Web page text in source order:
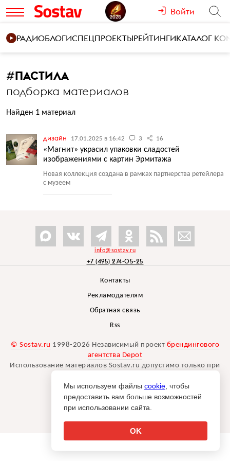
Войти
РАДИОБЛОГИСПЕЦПРОЕКТЫРЕЙТИНГИКАТАЛОГ
#ПАСТИЛА
подборка материалов
Найден 1 материал
дизайн 17.01.2025 в 16:42 3 16
«Магнит» украсил упаковки сладостей
изображениями с картин Эрмитажа
Новая коллекция создана в рамках партнерства ретейлера
с музеем
info@sostav.ru
+7 (495) 274-05-25
Контакты
Рекламодателям
Обратная связь
Rss
© Sostav.ru 1998-2026 Независимый проект брендингового
агентства Depot
Использование материалов Sostav.ru допустимо только при
Дизайн сайта -Liqium.
18+
Мы используем файлы cookie , чтобы
предоставить вам больше возможностей
при использовании сайта.
OK